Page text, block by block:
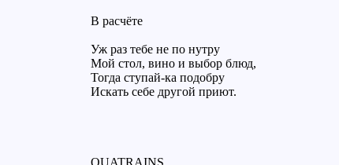
В расчёте
Уж раз тебе не по нутру
Мой стол, вино и выбор блюд,
Тогда ступай-ка подобру
Искать себе другой приют.
QUATRAINS